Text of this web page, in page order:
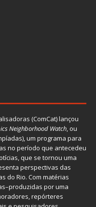
(ComCat) lançou
Neighborhood Watch, ou
um programa para
no período que antecedeu
que se tornou uma
perspectivas das
do Rio. Com matérias
por uma
repórteres